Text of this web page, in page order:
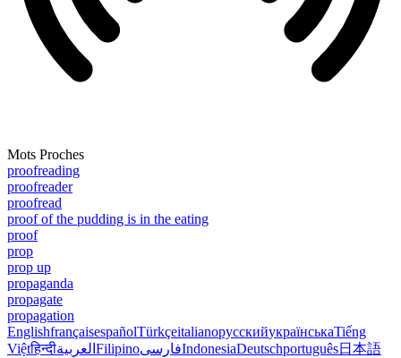
Mots Proches
proofreading
proofreader
proofread
proof of the pudding is in the eating
proof
prop
prop up
propaganda
propagate
propagation
EnglishfrançaisespañolTürkçeitalianoрусскийукраїнськаTiếng
Việtहिन्दीالعربية FilipinoفارسیIndonesiaDeutschportuguês日本語